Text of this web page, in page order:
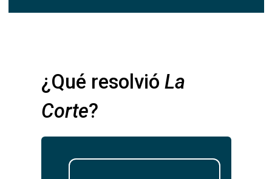
¿Qué resolvió La
Corte?